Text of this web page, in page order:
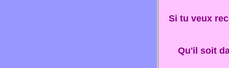
Si tu veux
Qu'il soit